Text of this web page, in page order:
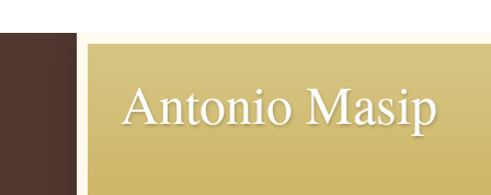
Antonio Masip